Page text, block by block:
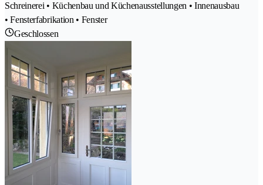
Schreinerei • Küchenbau und Küchenausstellungen • Innenausbau
• Fensterfabrikation • Fenster
Geschlossen